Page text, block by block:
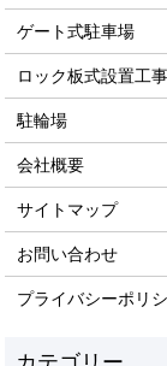
ゲート式駐車場
ロック板式設置工事
駐輪場
会社概要
サイトマップ
お問い合わせ
プライバシーポリ